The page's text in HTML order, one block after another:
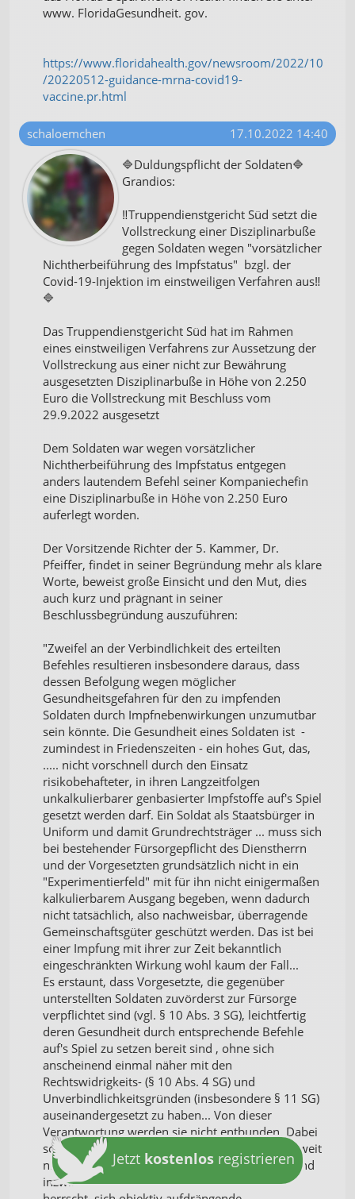
www. FloridaGesundheit. gov.
https://www.floridahealth.gov/newsroom/2022/10
/20220512-guidance-mrna-covid19-
vaccine.pr.html
schaloemchen
17.10.2022 14:40
🔷Duldungspflicht der Soldaten🔷
Grandios:
‼️Truppendienstgericht Süd setzt die
Vollstreckung einer Disziplinarbuße
gegen Soldaten wegen "vorsätzlicher
Nichtherbeiführung des Impfstatus" bzgl. der
Covid-19-Injektion im einstweiligen Verfahren aus‼️
🔷
Das Truppendienstgericht Süd hat im Rahmen
eines einstweiligen Verfahrens zur Aussetzung der
Vollstreckung aus einer nicht zur Bewährung
ausgesetzten Disziplinarbuße in Höhe von 2.250
Euro die Vollstreckung mit Beschluss vom
29.9.2022 ausgesetzt
Dem Soldaten war wegen vorsätzlicher
Nichtherbeiführung des Impfstatus entgegen
anders lautendem Befehl seiner Kompaniechefin
eine Disziplinarbuße in Höhe von 2.250 Euro
auferlegt worden.
Der Vorsitzende Richter der 5. Kammer, Dr.
Pfeiffer, findet in seiner Begründung mehr als klare
Worte, beweist große Einsicht und den Mut, dies
auch kurz und prägnant in seiner
Beschlussbegründung auszuführen:
"Zweifel an der Verbindlichkeit des erteilten
Befehles resultieren insbesondere daraus, dass
dessen Befolgung wegen möglicher
Gesundheitsgefahren für den zu impfenden
Soldaten durch Impfnebenwirkungen unzumutbar
sein könnte. Die Gesundheit eines Soldaten ist -
zumindest in Friedenszeiten - ein hohes Gut, das,
..... nicht vorschnell durch den Einsatz
risikobehafteter, in ihren Langzeitfolgen
unkalkulierbarer genbasierter Impfstoffe auf's Spiel
gesetzt werden darf. Ein Soldat als Staatsbürger in
Uniform und damit Grundrechtsträger ... muss sich
bei bestehender Fürsorgepflicht des Dienstherrn
und der Vorgesetzten grundsätzlich nicht in ein
"Experimentierfeld" mit für ihn nicht einigermaßen
kalkulierbarem Ausgang begeben, wenn dadurch
nicht tatsächlich, also nachweisbar, überragende
Gemeinschaftsgüter geschützt werden. Das ist bei
einer Impfung mit ihrer zur Zeit bekanntlich
eingeschränkten Wirkung wohl kaum der Fall...
Es erstaunt, dass Vorgesetzte, die gegenüber
unterstellten Soldaten zuvörderst zur Fürsorge
verpflichtet sind (vgl. § 10 Abs. 3 SG), leichtfertig
deren Gesundheit durch entsprechende Befehle
auf's Spiel zu setzen bereit sind , ohne sich
anscheinend einmal näher mit den
Rechtswidrigkeits- (§ 10 Abs. 4 SG) und
Unverbindlichkeitsgründen (insbesondere § 11 SG)
auseinandergesetzt zu haben... Von dieser
Verantwortung werden sie nicht entbunden. Dabei
sollten bei gewissenhafter Dienstausübung , soweit
nicht vollständige Ignoranz gegenüber Fakten und
inzwischen auch wissenschaftlichen Studien
Jetzt kostenlos registrieren